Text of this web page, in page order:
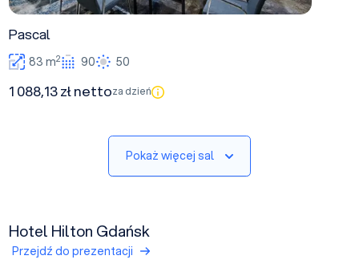
Pascal
83 m2 90 50
1 088,13 zł nettoza dzień
Pokaż więcej sal
Hotel Hilton Gdańsk
Przejdź do prezentacji